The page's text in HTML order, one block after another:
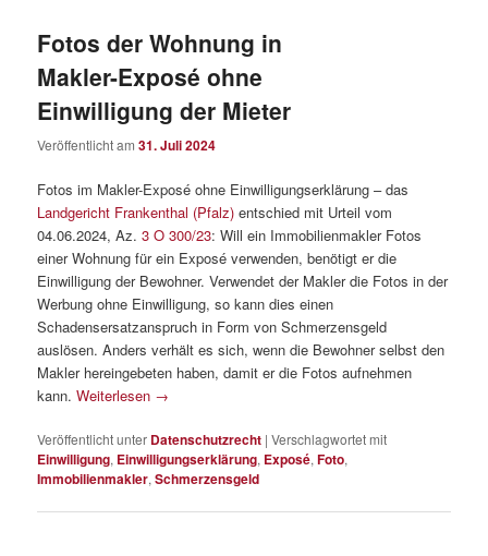
Fotos der Wohnung in
Makler-Exposé ohne
Einwilligung der Mieter
Veröffentlicht am31. Juli 2024
Fotos im Makler-Exposé ohne Einwilligungserklärung – das
Landgericht Frankenthal (Pfalz) entschied mit Urteil vom
04.06.2024, Az.3 O 300/23: Will ein Immobilienmakler Fotos
einer Wohnung für ein Exposé verwenden, benötigt er die
Einwilligung der Bewohner. Verwendet der Makler die Fotos in der
Werbung ohne Einwilligung, so kann dies einen
Schadensersatzanspruch in Form von Schmerzensgeld
auslösen. Anders verhält es sich, wenn die Bewohner selbst den
Makler hereingebeten haben, damit er die Fotos aufnehmen
kann.Weiterlesen →
Veröffentlicht unter Datenschutzrecht |Verschlagwortet mit
Einwilligung, Einwilligungserklärung, Exposé,Foto,
Immobilienmakler,Schmerzensgeld